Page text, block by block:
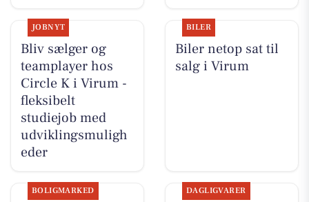
JOBNYT
Bliv sælger og
teamplayer hos
Circle K i Virum -
fleksibelt
studiejob med
udviklingsmuligh
eder
BILER
Biler netop sat til
salg i Virum
BOLIGMARKED DAGLIGVARER